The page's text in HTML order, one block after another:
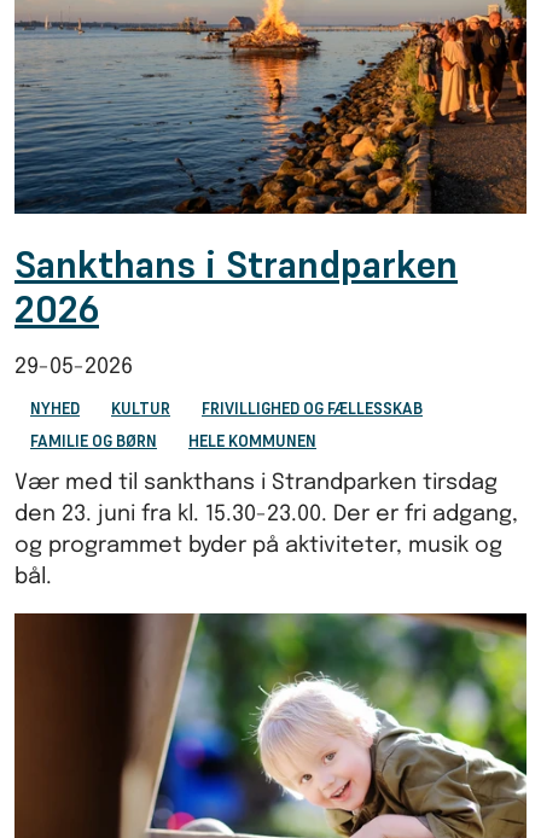
Sankthans i Strandparken
2026
29-05-2026
NYHED KULTUR
FRIVILLIGHED OG FÆLLESSKAB
FAMILIE OG BØRN
HELE KOMMUNEN
Vær med til sankthans i Strandparken tirsdag
den 23. juni fra kl. 15.30-23.00. Der er fri adgang,
og programmet byder på aktiviteter, musik og
bål.